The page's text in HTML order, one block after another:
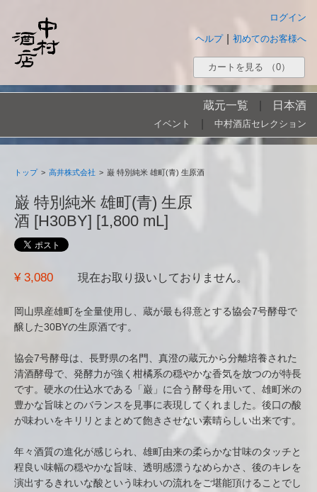
ログイン
初めてのお客様へ
ヘルプ
カートを見る （0）
蔵元一覧 日本酒
イベント 中村酒店セレクション
トップ > 高井株式会社 > 巌 特別純米 雄町(青) 生原酒
巌 特別純米 雄町(青) 生原
酒 [H30BY] [1,800 mL]
¥ 3,080 現在お取り扱いしておりません。
岡山県産雄町を全量使用し、蔵が最も得意とする協会7号酵母で
醸した30BYの生原酒です。
協会7号酵母は、長野県の名門、真澄の蔵元から分離培養された
清酒酵母で、発酵力が強く柑橘系の穏やかな香気を放つのが特長
です。硬水の仕込水である「巌」に合う酵母を用いて、雄町米の
豊かな旨味とのバランスを見事に表現してくれました。後口の酸
が味わいをキリリとまとめて飽きさせない素晴らしい出来です。
年々酒質の進化が感じられ、雄町由来の柔らかな甘味のタッチと
程良い味幅の穏やかな旨味、透明感漂うなめらかさ、後のキレを
演出するきれいな酸という味わいの流れをご堪能頂けることでし